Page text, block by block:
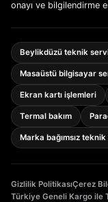
onayı ve bilgilendirme
Beylikdüzü teknik
Masaüstü bilgisayar
Ekran kartı işlemleri
Termal bakım
Marka bağımsız
Gizlilik PolitikasıÇerez
Türkiye Geneli Kargo ile